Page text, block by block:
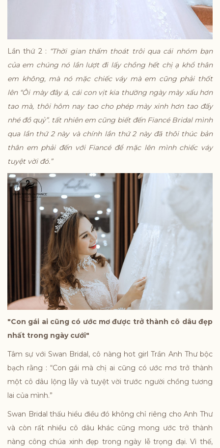
Lần thứ 2 : “Thời gian thấm thoát trôi qua cái nhóm bạn
của em chúng nó lần lượt đi lấy chồng hết chị ạ khổ thân
em không, mà nó mặc chiếc váy mà em cũng phải thốt
lên “Ôi mày đây á, cái con vịt kia thường ngày mày xấu hơn
tao mà, thôi hôm nay tao cho phép mày xinh hơn tao đấy
nhé đồ quỷ”. tất nhiên em cũng biết đến Fiancé Bridal mình
qua lần thứ 2 này và chính lần thứ 2 này đã thôi thúc bản
thân em phải đến với Fiancé để mặc lên mình chiếc váy
tuyệt vời đó.”
"Con gái ai cũng có ước mơ được trở thành cô dâu đẹp
nhất trong ngày cưới"
Tâm sự với Swan Bridal, cô nàng hot girl Trần Anh Thư bộc
bạch rằng : “Con gái mà chị ai cũng có ước mơ trở thành
một cô dâu lộng lẫy và tuyệt vời trước người chồng tương
lai của mình.”
Swan Bridal thấu hiểu điều đó không chỉ riêng cho Anh Thư
và còn rất nhiều cô dâu khác cũng mong ước trở thành
nàng công chúa xinh đẹp trong ngày lễ trọng đại. Vì thế,